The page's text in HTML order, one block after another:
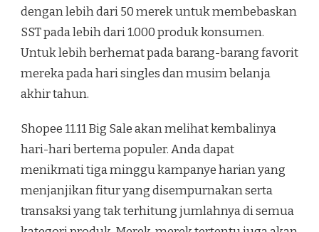
dengan lebih dari 50 merek untuk membebaskan
SST pada lebih dari 1.000 produk konsumen.
Untuk lebih berhemat pada barang-barang favorit
mereka pada hari singles dan musim belanja
akhir tahun.
Shopee 11.11 Big Sale akan melihat kembalinya
hari-hari bertema populer. Anda dapat
menikmati tiga minggu kampanye harian yang
menjanjikan fitur yang disempurnakan serta
transaksi yang tak terhitung jumlahnya di semua